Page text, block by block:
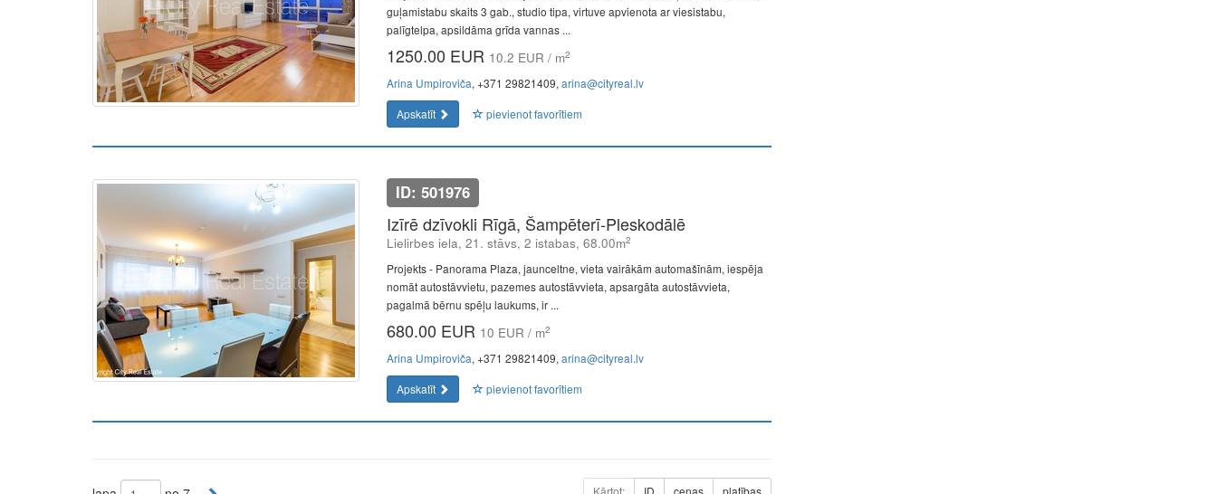
guļamistabu skaits 3 gab., studio tipa, virtuve apvienota ar viesistabu,
palīgtelpa, apsildāma grīda vannas ...
1250.00 EUR 10.2 EUR / m2
Arina Umpiroviča, +371 29821409, arina@cityreal.lv
Apskatīt
pievienot favorītiem
ID: 501976
Izīrē dzīvokli Rīgā, Šampēterī-Pleskodālē
Lielirbes iela, 21. stāvs, 2 istabas, 68.00m2
Projekts - Panorama Plaza, jaunceltne, vieta vairākām automašīnām, iespēja
nomāt autostāvvietu, pazemes autostāvvieta, apsargāta autostāvvieta,
pagalmā bērnu spēļu laukums, ir ...
680.00 EUR 10 EUR / m2
Arina Umpiroviča, +371 29821409, arina@cityreal.lv
Apskatīt
pievienot favorītiem
Kārtot: ID cenas platības